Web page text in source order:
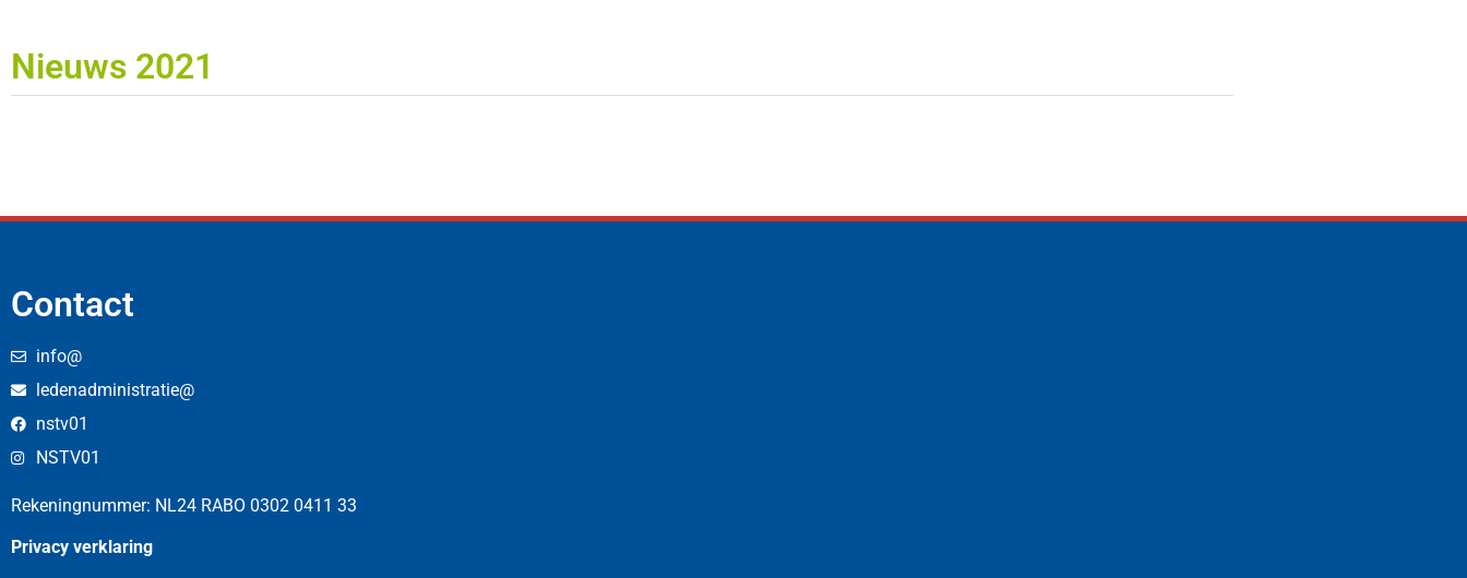
Nieuws 2021
Contact
info@
ledenadministratie@
nstv01
NSTV01
Rekeningnummer: NL24 RABO 0302 0411 33
Privacy verklaring